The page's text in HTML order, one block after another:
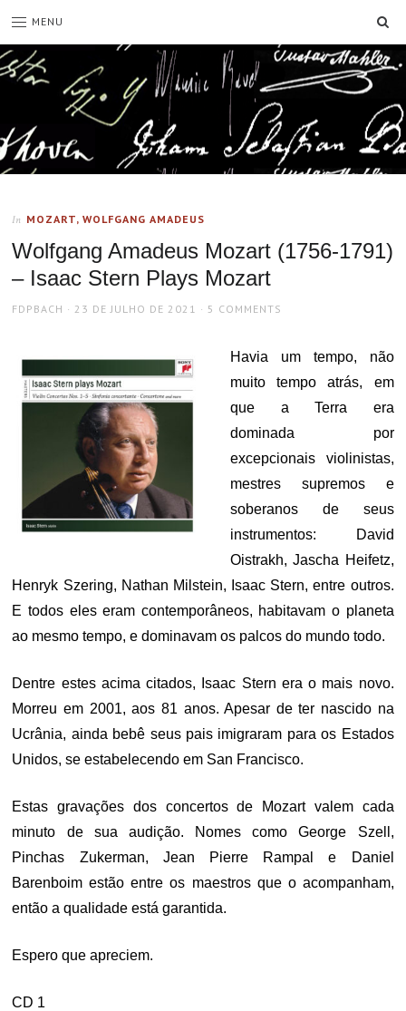
MENU
In MOZART, WOLFGANG AMADEUS
Wolfgang Amadeus Mozart (1756-1791)
– Isaac Stern Plays Mozart
AUTHOR
FDPBACH
POSTED
23 DE JULHO DE 2021 5 COMMENTS
Havia um tempo, não
muito tempo atrás, em
que a Terra era
dominada por
excepcionais violinistas,
mestres supremos e
soberanos de seus
instrumentos: David
Oistrakh, Jascha Heifetz,
Henryk Szering, Nathan Milstein, Isaac Stern, entre outros.
E todos eles eram contemporâneos, habitavam o planeta
ao mesmo tempo, e dominavam os palcos do mundo todo.
Dentre estes acima citados, Isaac Stern era o mais novo.
Morreu em 2001, aos 81 anos. Apesar de ter nascido na
Ucrânia, ainda bebê seus pais imigraram para os Estados
Unidos, se estabelecendo em San Francisco.
Estas gravações dos concertos de Mozart valem cada
minuto de sua audição. Nomes como George Szell,
Pinchas Zukerman, Jean Pierre Rampal e Daniel
Barenboim estão entre os maestros que o acompanham,
então a qualidade está garantida.
Espero que apreciem.
CD 1